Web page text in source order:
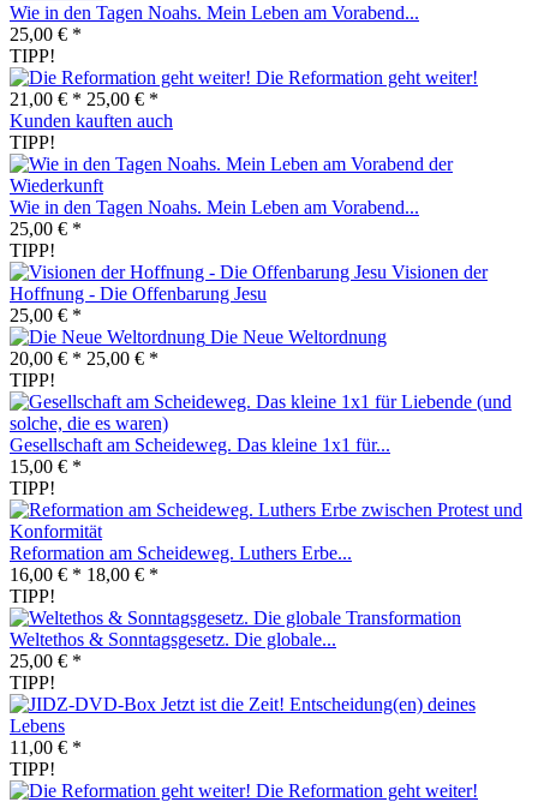
Wie in den Tagen Noahs. Mein Leben am Vorabend...
25,00 € *
TIPP!
Die Reformation geht weiter!
21,00 € * 25,00 € *
Kunden kauften auch
TIPP!
Wie in den Tagen Noahs. Mein Leben am Vorabend...
25,00 € *
TIPP!
Visionen der
Hoffnung - Die Offenbarung Jesu
25,00 € *
Die Neue Weltordnung
20,00 € * 25,00 € *
TIPP!
Gesellschaft am Scheideweg. Das kleine 1x1 für...
15,00 € *
TIPP!
Reformation am Scheideweg. Luthers Erbe...
16,00 € * 18,00 € *
TIPP!
Weltethos & Sonntagsgesetz. Die globale...
25,00 € *
TIPP!
Jetzt ist die Zeit! Entscheidung(en) deines
Lebens
11,00 € *
TIPP!
Die Reformation geht weiter!